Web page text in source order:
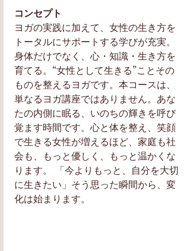
コンセプト
ヨガの実践に加えて、女性の生き方を
トータルにサポートする学びが充実。
身体だけでなく、心・知識・生き方を
育てる。“女性として生きる”ことその
ものを整えるヨガです。本コースは、
単なるヨガ講座ではありません。あな
たの内側に眠る、いのちの輝きを呼び
覚ます時間です。心と体を整え、笑顔
で生きる女性が増えるほど、家庭も社
会も、もっと優しく、もっと温かくな
ります。 「今よりもっと、自分を大切
に生きたい」そう思った瞬間から、変
化は始まります。